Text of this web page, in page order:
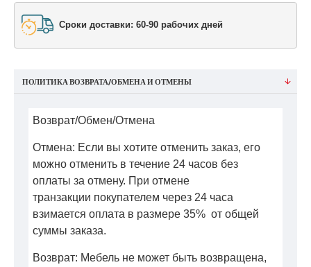
Сроки доставки: 60-90 рабочих дней
ПОЛИТИКА ВОЗВРАТА/ОБМЕНА И ОТМЕНЫ
Возврат/Обмен/Отмена
Отмена: Если вы хотите отменить заказ, его
можно отменить в течение 24 часов без
оплаты за отмену. При отмене
транзакции покупателем через 24 часа
взимается оплата в размере 35% от общей
суммы заказа.
Возврат: Мебель не может быть возвращена,